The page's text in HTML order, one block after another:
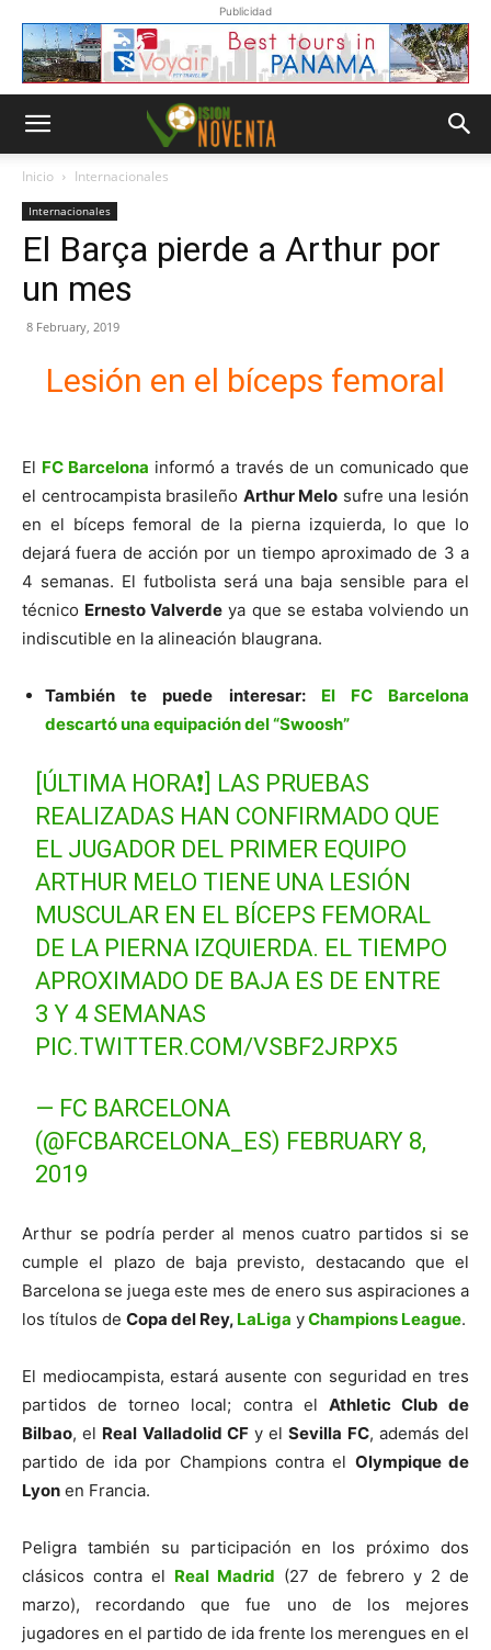
Publicidad
Inicio Internacionales
Internacionales
El Barça pierde a Arthur por
un mes
8 February, 2019
Lesión en el bíceps femoral
El FC Barcelona informó a través de un comunicado que
el centrocampista brasileño Arthur Melo sufre una lesión
en el bíceps femoral de la pierna izquierda, lo que lo
dejará fuera de acción por un tiempo aproximado de 3 a
4 semanas. El futbolista será una baja sensible para el
técnico Ernesto Valverde ya que se estaba volviendo un
indiscutible en la alineación blaugrana.
También te puede interesar: El FC Barcelona
descartó una equipación del “Swoosh”
[ÚLTIMA HORA❗] LAS PRUEBAS
REALIZADAS HAN CONFIRMADO QUE
EL JUGADOR DEL PRIMER EQUIPO
ARTHUR MELO TIENE UNA LESIÓN
MUSCULAR EN EL BÍCEPS FEMORAL
DE LA PIERNA IZQUIERDA. EL TIEMPO
APROXIMADO DE BAJA ES DE ENTRE
3 Y 4 SEMANAS
PIC.TWITTER.COM/VSBF2JRPX5
— FC BARCELONA
(@FCBARCELONA_ES) FEBRUARY 8,
2019
Arthur se podría perder al menos cuatro partidos si se
cumple el plazo de baja previsto, destacando que el
Barcelona se juega este mes de enero sus aspiraciones a
los títulos de Copa del Rey, LaLiga yChampions League.
El mediocampista, estará ausente con seguridad en tres
partidos de torneo local; contra el Athletic Club de
Bilbao, el Real Valladolid CFy elSevilla FC, además del
partido de ida por Champions contra el Olympique de
Lyon en Francia.
Peligra también su participación en los próximo dos
clásicos contra el Real Madrid (27 de febrero y 2 de
marzo), recordando que fue uno de los mejores
jugadores en el partido de ida frente los merengues en el